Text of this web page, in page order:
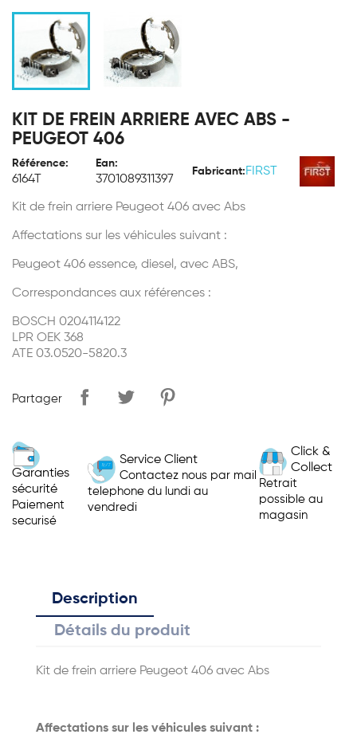
KIT DE FREIN ARRIERE AVEC ABS -
PEUGEOT 406
Référence:
6164T
Ean:
3701089311397
Fabricant: FIRST
Kit de frein arriere Peugeot 406 avec Abs
Affectations sur les véhicules suivant :
Peugeot 406 essence, diesel, avec ABS,
Correspondances aux références :
BOSCH 0204114122
LPR OEK 368
ATE 03.0520-5820.3
Partager
Garanties
sécurité
Paiement
securisé
Service Client
Contactez nous par mail
telephone du lundi au
vendredi
Click &
Collect
Retrait
possible au
magasin
Description
Détails du produit
Kit de frein arriere Peugeot 406 avec Abs
Affectations sur les véhicules suivant :